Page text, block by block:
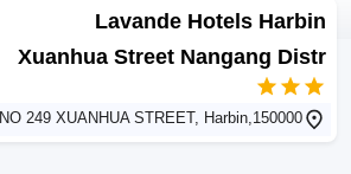
Lavande Hotels Harbin
Xuanhua Street Nangang Distr
NO 249 XUANHUA STREET, Harbin,150000